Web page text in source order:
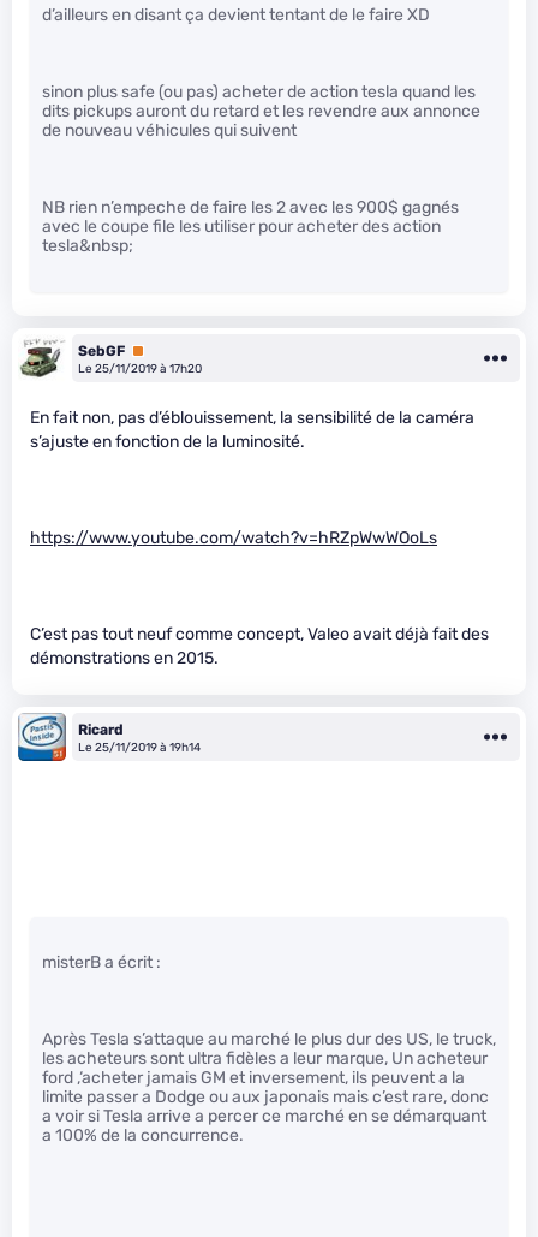
d’ailleurs en disant ça devient tentant de le faire XD
sinon plus safe (ou pas) acheter de action tesla quand les
dits pickups auront du retard et les revendre aux annonce
de nouveau véhicules qui suivent
NB rien n’empeche de faire les 2 avec les 900$ gagnés
avec le coupe file les utiliser pour acheter des action
tesla&nbsp;
SebGF Premium
Le 25/11/2019 à 17h20
En fait non, pas d’éblouissement, la sensibilité de la caméra
s’ajuste en fonction de la luminosité.
https://www.youtube.com/watch?v=hRZpWwWOoLs
C’est pas tout neuf comme concept, Valeo avait déjà fait des
démonstrations en 2015.
Ricard
Le 25/11/2019 à 19h14
misterB a écrit :
Après Tesla s’attaque au marché le plus dur des US, le truck,
les acheteurs sont ultra fidèles a leur marque, Un acheteur
ford ,‘acheter jamais GM et inversement, ils peuvent a la
limite passer a Dodge ou aux japonais mais c’est rare, donc
a voir si Tesla arrive a percer ce marché en se démarquant
a 100% de la concurrence.